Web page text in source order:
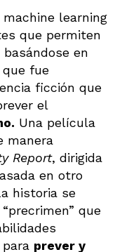
learning
que permiten
en
que fue
ficción que
el
Una película
manera
Report, dirigida
en otro
historia se
que
para prever y